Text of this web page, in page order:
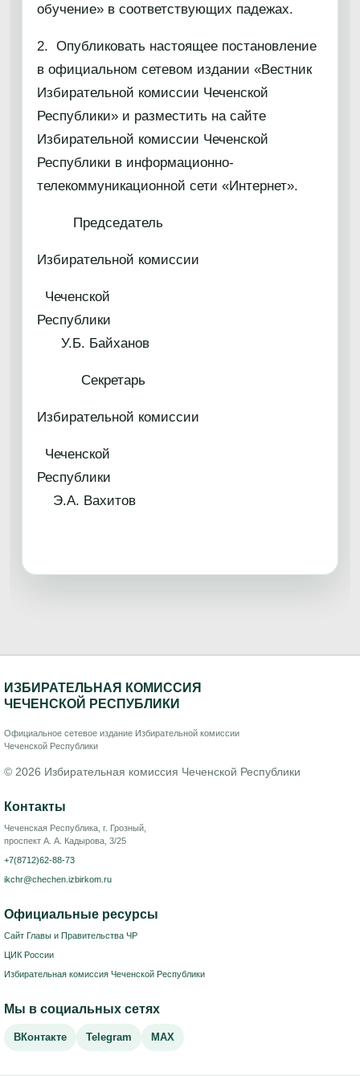
обучение» в соответствующих падежах.
2. Опубликовать настоящее постановление
в официальном сетевом издании «Вестник
Избирательной комиссии Чеченской
Республики» и разместить на сайте
Избирательной комиссии Чеченской
Республики в информационно-
телекоммуникационной сети «Интернет».
Председатель
Избирательной комиссии
Чеченской
Республики
У.Б. Байханов
Секретарь
Избирательной комиссии
Чеченской
Э.А. Вахитов
ИЗБИРАТЕЛЬНАЯ КОМИССИЯ
ЧЕЧЕНСКОЙ РЕСПУБЛИКИ
Официальное сетевое издание Избирательной комиссии
Чеченской Республики
© 2026 Избирательная комиссия Чеченской Республики
Контакты
Чеченская Республика, г. Грозный,
проспект А. А. Кадырова, 3/25
+7(8712)62-88-73
ikchr@chechen.izbirkom.ru
Официальные ресурсы
Сайт Главы и Правительства ЧР
ЦИК России
Избирательная комиссия Чеченской Республики
Мы в социальных сетях
ВКонтакте Telegram MAX